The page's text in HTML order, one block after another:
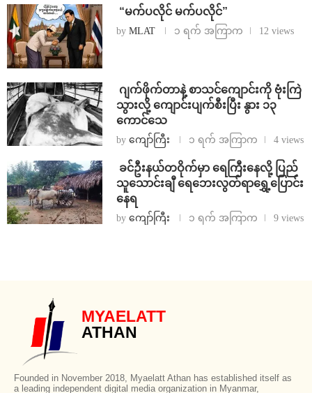
⁨ ⁨“မက်ပလိုင် မက်ပလိုင်”
by MLAT ၁ ရက် အကြာက 12 views
⁨⁩ ⁨ဂျက်ဖိုက်တာနဲ့ စာသင်ကျောင်းကို ဗုံးကြဲ
သွားလို့ ကျောင်းပျက်စီးပြီး နွား ၁၃
ကောင်သေ
by ကျော်ကြီး ၁ ရက် အကြာက 4 views
⁩ ⁨ခင်ဦးနယ်တဝိုက်မှာ ရေကြီးနေလို့ ပြည်
သူသောင်းချီ ရေဘေးလွတ်ရာရွှေ့ပြောင်း
နေရ
by ကျော်ကြီး ၁ ရက် အကြာက 9 views
MYAELATT
ATHAN
Founded in November 2018, Myaelatt Athan has established itself as
a leading independent digital media organization in Myanmar,